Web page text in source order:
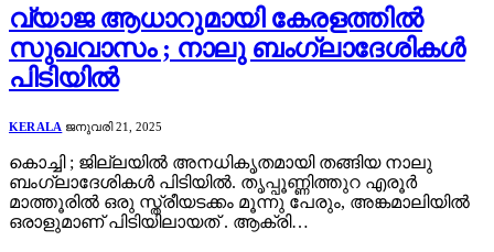
വ്യാജ ആധാറുമായി കേരളത്തിൽ
സുഖവാസം ; നാലു ബംഗ്ലാദേശികൾ
പിടിയിൽ
KERALA ജനുവരി 21, 2025
കൊച്ചി ; ജില്ലയിൽ അനധികൃതമായി തങ്ങിയ നാലു
ബംഗ്ലാദേശികൾ പിടിയിൽ. തൃപ്പൂണ്ണിത്തുറ എരൂർ
മാത്തൂരിൽ ഒരു സ്ത്രീയടക്കം മൂന്നു പേരും, അങ്കമാലിയിൽ
ഒരാളുമാണ് പിടിയിലായത് . ആക്രി…